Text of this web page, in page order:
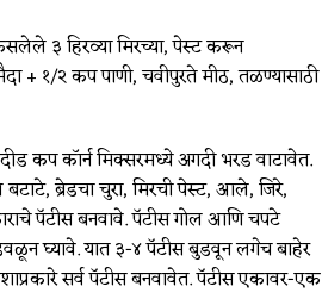
३ हिरव्या मिरच्या, पेस्ट करून
+ १/२ कप पाणी, चवीपुरते मीठ, तळण्यासाठी
कप कॉर्न मिक्सरमध्ये अगदी भरड वाटावेत.
ब्रेडचा चुरा, मिरची पेस्ट, आले, जिरे,
पॅटीस बनवावे. पॅटीस गोल आणि चपटे
घ्यावे. यात ३-४ पॅटीस बुडवून लगेच बाहेर
सर्व पॅटीस बनवावेत. पॅटीस एकावर-एक